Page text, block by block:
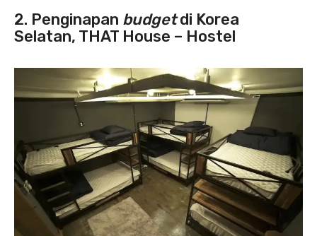
2. Penginapan budgetdi Korea
Selatan, THAT House – Hostel